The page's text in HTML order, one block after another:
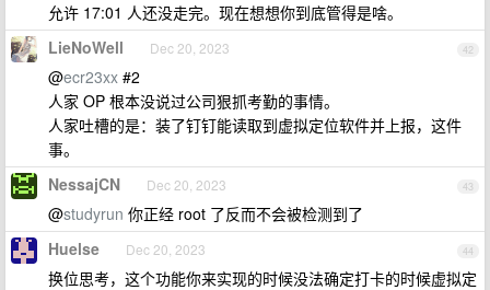
允许 17:01 人还没走完。现在想想你到底管得是啥。
42
LieNoWell Dec 20, 2023
@ecr23xx #2
人家 OP 根本没说过公司狠抓考勤的事情。
人家吐槽的是：装了钉钉能读取到虚拟定位软件并上报，这件
事。
43
NessajCN Dec 20, 2023
@studyrun 你正经 root 了反而不会被检测到了
44
Huelse Dec 20, 2023
换位思考，这个功能你来实现的时候没法确定打卡的时候虚拟定